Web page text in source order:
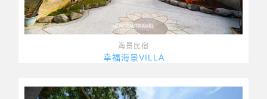
海景民宿
幸福海景VILLA